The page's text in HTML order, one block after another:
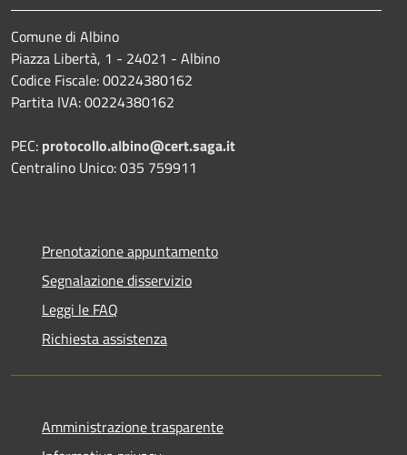
Comune di Albino
Piazza Libertà, 1 - 24021 - Albino
Codice Fiscale: 00224380162
Partita IVA: 00224380162
PEC: protocollo.albino@cert.saga.it
Centralino Unico: 035 759911
Prenotazione appuntamento
Segnalazione disservizio
Leggi le FAQ
Richiesta assistenza
Amministrazione trasparente